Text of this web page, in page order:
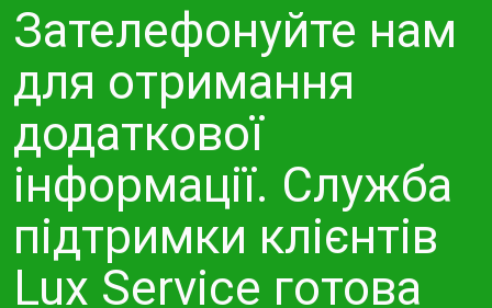
Зателефонуйте нам
для отримання
додаткової
інформації. Служба
підтримки клієнтів
Lux Service готова